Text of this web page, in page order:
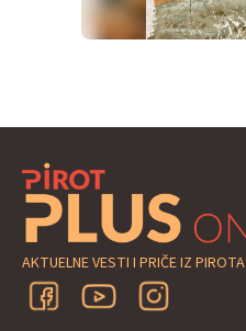
AKTUELNE VESTI I PRIČE IZ PIROTA